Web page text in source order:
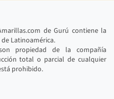
de Gurú contiene la
Latinoamérica.
propiedad de la compañía
total o parcial de cualquier
prohibido.